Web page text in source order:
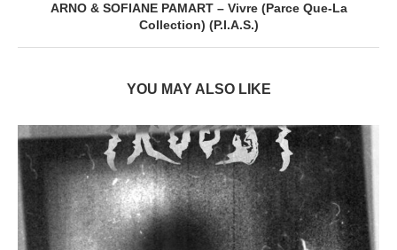
ARNO & SOFIANE PAMART – Vivre (Parce Que-La
Collection) (P.I.A.S.)
YOU MAY ALSO LIKE